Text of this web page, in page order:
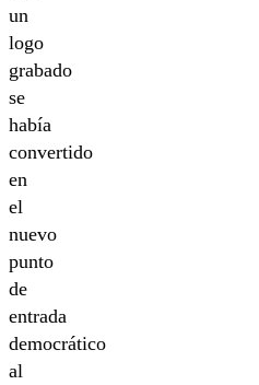
un
logo
grabado
se
había
convertido
en
el
nuevo
punto
de
entrada
democrático
al